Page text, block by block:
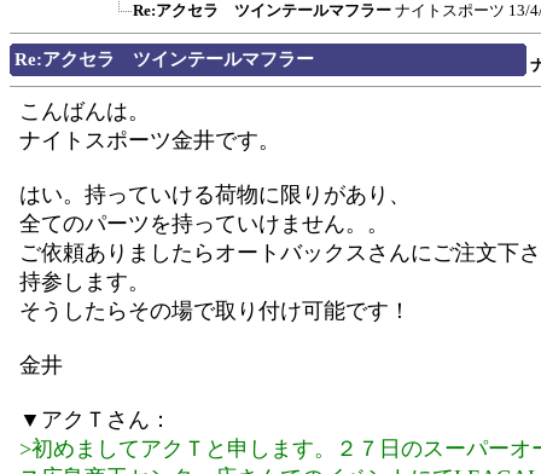
Re:アクセラ ツインテールマフラー ナイトスポーツ 13/
Re:アクセラ ツインテールマフラー
こんばんは。
ナイトスポーツ金井です。
はい。持っていける荷物に限りがあり、
全てのパーツを持っていけません。。
ご依頼ありましたらオートバックスさんにご注文下
持参します。
そうしたらその場で取り付け可能です！
金井
▼アクＴさん：
>初めましてアクＴと申します。２７日のスーパーオ